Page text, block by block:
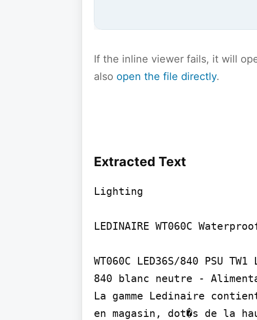
If the inline viewer fails, it will
also open the file directly.
Extracted Text
Lighting
LEDINAIRE WT060C
WT060C LED36S/840 PSU TW1
840 blanc neutre -
La gamme Ledinaire
en magasin, dot�s de la